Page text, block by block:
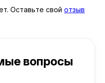
Оставьте свой отзыв
вопросы